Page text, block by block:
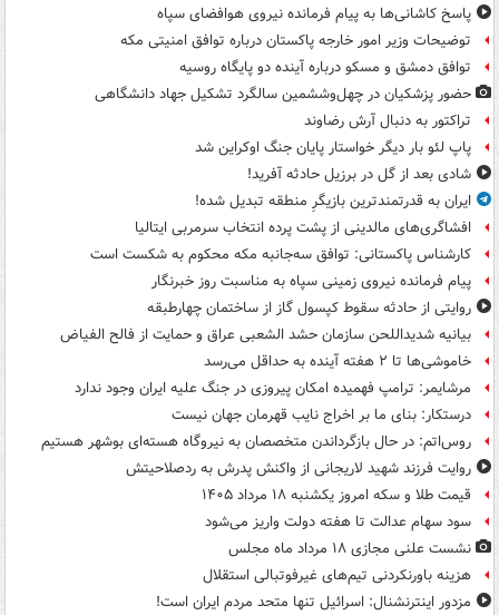
پاسخ کاشانی‌ها به پیام فرمانده نیروی هوافضای سپاه
توضیحات وزیر امور خارجه پاکستان درباره توافق امنیتی مکه
توافق دمشق و مسکو درباره آینده دو پایگاه روسیه
حضور پزشکیان در چهل‌وششمین سالگرد تشکیل جهاد دانشگاهی
تراکتور به دنبال آرش رضاوند
پاپ لئو بار دیگر خواستار پایان جنگ اوکراین شد
شادی بعد از گل در برزیل حادثه آفرید!
ایران به قدرتمندترین بازیگرِ منطقه تبدیل شده!
افشاگری‌های مالدینی از پشت پرده انتخاب سرمربی ایتالیا
کارشناس پاکستانی: توافق سه‌جانبه مکه محکوم به شکست است
پیام فرمانده نیروی زمینی سپاه به مناسبت روز خبرنگار
روایتی از حادثه سقوط کپسول گاز از ساختمان چهارطبقه
بیانیه شدیداللحن سازمان حشد الشعبی عراق و حمایت از فالح الفیاض
خاموشی‌ها تا ۲ هفته آینده به حداقل می‌رسد
مرشایمر: ترامپ فهمیده امکان پیروزی در جنگ علیه ایران وجود ندارد
درستکار: بنای ما بر اخراج نایب قهرمان جهان نیست
روس‌اتم: در حال بازگرداندن متخصصان به نیروگاه هسته‌ای بوشهر هستیم
روایت فرزند شهید لاریجانی از واکنش پدرش به ردصلاحیتش
قیمت طلا و سکه امروز یکشنبه ۱۸ مرداد ۱۴۰۵
سود سهام عدالت تا هفته دولت واریز می‌شود
نشست علنی مجازی ۱۸ مرداد ماه مجلس
هزینه باورنکردنی تیم‌های غیرفوتبالی استقلال
مزدور اینترنشنال: اسرائیل تنها متحد مردم ایران است!